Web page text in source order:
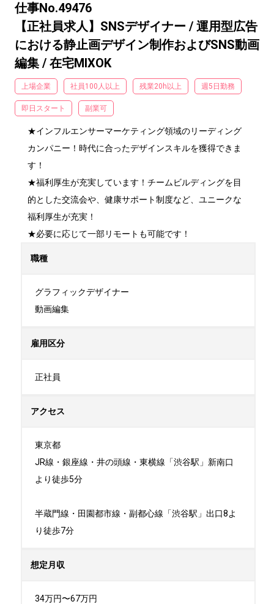
仕事No.49476
【正社員求人】SNSデザイナー / 運用型広告
における静止画デザイン制作およびSNS動画
編集 / 在宅MIXOK
上場企業 社員100人以上 残業20h以上 週5日勤務
即日スタート 副業可
★インフルエンサーマーケティング領域のリーディング
カンパニー！時代に合ったデザインスキルを獲得できま
す！
★福利厚生が充実しています！チームビルディングを目
的とした交流会や、健康サポート制度など、ユニークな
福利厚生が充実！
★必要に応じて一部リモートも可能です！
職種
グラフィックデザイナー
動画編集
雇用区分
正社員
アクセス
東京都
JR線・銀座線・井の頭線・東横線「渋谷駅」新南口
より徒歩5分
半蔵門線・田園都市線・副都心線「渋谷駅」出口8よ
り徒歩7分
想定月収
34万円〜67万円